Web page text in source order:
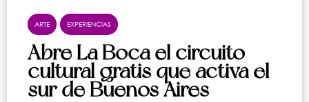
ARTE EXPERIENCIAS
Abre La Boca el circuito
cultural gratis que activa el
sur de Buenos Aires